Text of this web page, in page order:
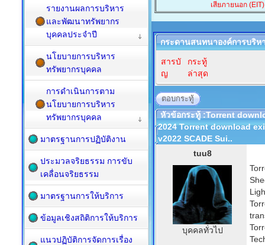
เสียภายนอก (EIT)
กระดานสนทนาองค์การบริ
สารบั
ญ
กระทู้
ล่าสุด
ตอบกระทู้
หัวข้อกระทู้ :Torrent
2024 Torrent download
v2022 SCADE Sui..
tuu8
บุคคลทั่วไป
รายงานผลการบริหาร
และพัฒนาทรัพยากร
บุคคลประจำปี
นโยบายการบริหาร
ทรัพยากรบุคคล
การดำเนินการตาม
นโยบายการบริหาร
ทรัพยากรบุคคล
มาตรฐานการปฏิบัติงาน
ประมวลจริยธรรม การขับ
เคลื่อนจริยธรรม
มาตรฐานการให้บริการ
ข้อมูลเชิงสถิติการให้บริการ
แนวปฏิบัติการจัดการเรื่อง